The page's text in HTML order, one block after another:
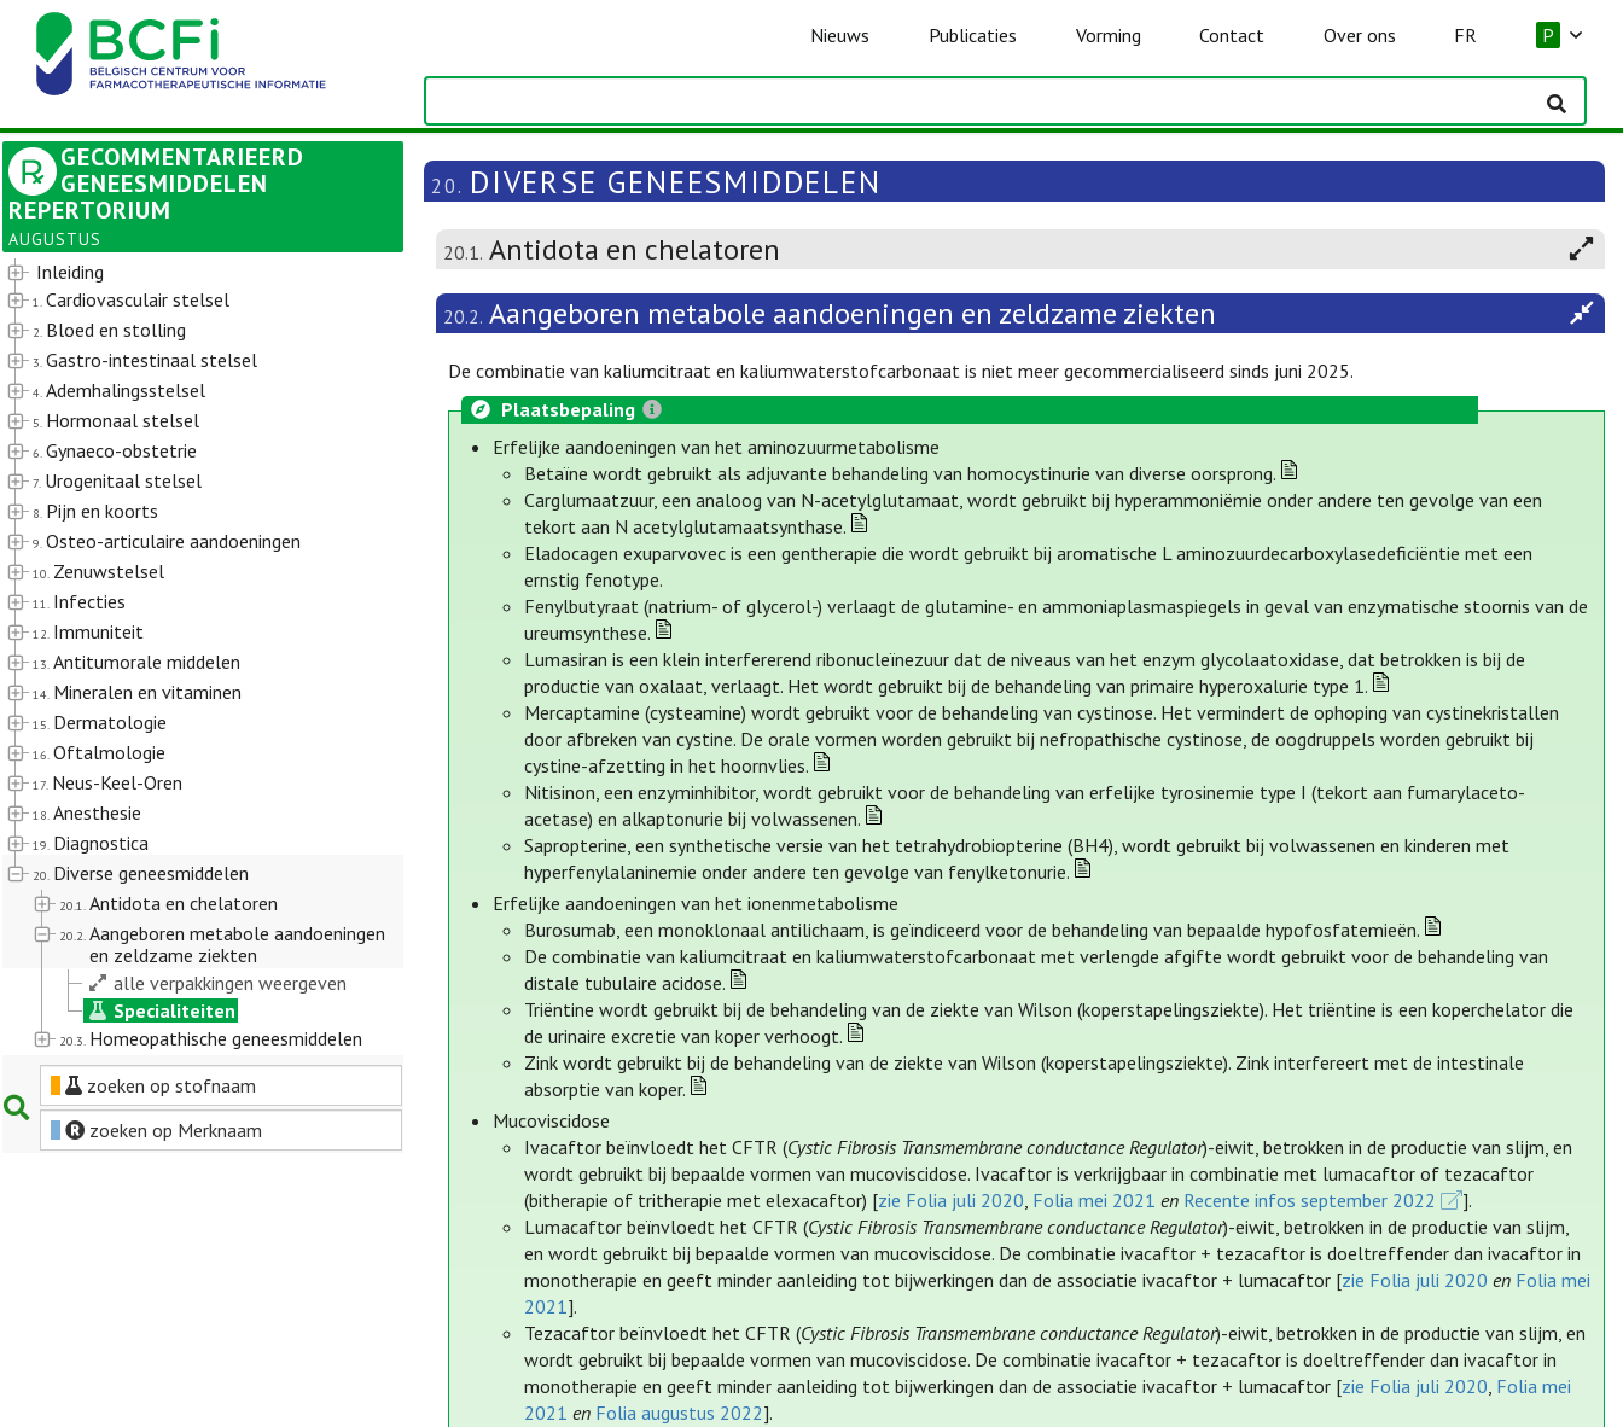
Nieuws Publicaties Vorming Contact Over ons FR P
GECOMMENTARIEERD
GENEESMIDDELEN
REPERTORIUM
AUGUSTUS
Inleiding
1. Cardiovasculair stelsel
2. Bloed en stolling
3. Gastro-intestinaal stelsel
4. Ademhalingsstelsel
5. Hormonaal stelsel
6. Gynaeco-obstetrie
7. Urogenitaal stelsel
8. Pijn en koorts
9. Osteo-articulaire aandoeningen
10. Zenuwstelsel
11. Infecties
12. Immuniteit
13. Antitumorale middelen
14. Mineralen en vitaminen
15. Dermatologie
16. Oftalmologie
17. Neus-Keel-Oren
18. Anesthesie
19. Diagnostica
20. Diverse geneesmiddelen
20.1. Antidota en chelatoren
20.2. Aangeboren metabole aandoeningen
en zeldzame ziekten
alle verpakkingen weergeven
Specialiteiten
20.3. Homeopathische geneesmiddelen
zoeken op stofnaam
zoeken op Merknaam
20. DIVERSE GENEESMIDDELEN
20.1. Antidota en chelatoren
20.2. Aangeboren metabole aandoeningen en zeldzame ziekten
De combinatie van kaliumcitraat en kaliumwaterstofcarbonaat is niet meer gecommercialiseerd sinds juni 2025.
Plaatsbepaling
Erfelijke aandoeningen van het aminozuurmetabolisme
Betaïne wordt gebruikt als adjuvante behandeling van homocystinurie van diverse oorsprong.
Carglumaatzuur, een analoog van N-acetylglutamaat, wordt gebruikt bij hyperammoniëmie onder andere ten gevolge van een
tekort aan N acetylglutamaatsynthase.
Eladocagen exuparvovec is een gentherapie die wordt gebruikt bij aromatische L aminozuurdecarboxylasedeficiëntie met een
ernstig fenotype.
Fenylbutyraat (natrium- of glycerol-) verlaagt de glutamine- en ammoniaplasmaspiegels in geval van enzymatische stoornis van de
ureumsynthese.
Lumasiran is een klein interfererend ribonucleïnezuur dat de niveaus van het enzym glycolaatoxidase, dat betrokken is bij de
productie van oxalaat, verlaagt. Het wordt gebruikt bij de behandeling van primaire hyperoxalurie type 1.
Mercaptamine (cysteamine) wordt gebruikt voor de behandeling van cystinose. Het vermindert de ophoping van cystinekristallen
door afbreken van cystine. De orale vormen worden gebruikt bij nefropathische cystinose, de oogdruppels worden gebruikt bij
cystine-afzetting in het hoornvlies.
Nitisinon, een enzyminhibitor, wordt gebruikt voor de behandeling van erfelijke tyrosinemie type I (tekort aan fumarylaceto-
acetase) en alkaptonurie bij volwassenen.
Sapropterine, een synthetische versie van het tetrahydrobiopterine (BH4), wordt gebruikt bij volwassenen en kinderen met
hyperfenylalaninemie onder andere ten gevolge van fenylketonurie.
Erfelijke aandoeningen van het ionenmetabolisme
Burosumab, een monoklonaal antilichaam, is geïndiceerd voor de behandeling van bepaalde hypofosfatemieën.
De combinatie van kaliumcitraat en kaliumwaterstofcarbonaat met verlengde afgifte wordt gebruikt voor de behandeling van
distale tubulaire acidose.
Triëntine wordt gebruikt bij de behandeling van de ziekte van Wilson (koperstapelingsziekte). Het triëntine is een koperchelator die
de urinaire excretie van koper verhoogt.
Zink wordt gebruikt bij de behandeling van de ziekte van Wilson (koperstapelingsziekte). Zink interfereert met de intestinale
absorptie van koper.
Mucoviscidose
Ivacaftor beïnvloedt het CFTR (Cystic Fibrosis Transmembrane conductance Regulator)-eiwit, betrokken in de productie van slijm, en
wordt gebruikt bij bepaalde vormen van mucoviscidose. Ivacaftor is verkrijgbaar in combinatie met lumacaftor of tezacaftor
(bitherapie of tritherapie met elexacaftor) [zie Folia juli 2020, Folia mei 2021 en Recente infos september 2022
].
Lumacaftor beïnvloedt het CFTR (Cystic Fibrosis Transmembrane conductance Regulator)-eiwit, betrokken in de productie van slijm,
en wordt gebruikt bij bepaalde vormen van mucoviscidose. De combinatie ivacaftor + tezacaftor is doeltreffender dan ivacaftor in
monotherapie en geeft minder aanleiding tot bijwerkingen dan de associatie ivacaftor + lumacaftor [zie Folia juli 2020 en Folia mei
2021].
Tezacaftor beïnvloedt het CFTR (Cystic Fibrosis Transmembrane conductance Regulator)-eiwit, betrokken in de productie van slijm, en
wordt gebruikt bij bepaalde vormen van mucoviscidose. De combinatie ivacaftor + tezacaftor is doeltreffender dan ivacaftor in
monotherapie en geeft minder aanleiding tot bijwerkingen dan de associatie ivacaftor + lumacaftor [zie Folia juli 2020, Folia mei
2021 en Folia augustus 2022].